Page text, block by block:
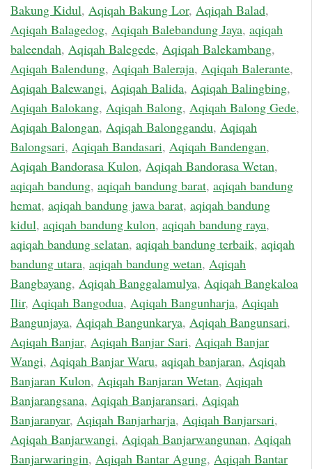
Bakung Kidul, Aqiqah Bakung Lor, Aqiqah Balad,
Aqiqah Balagedog, Aqiqah Balebandung Jaya, aqiqah
baleendah, Aqiqah Balegede, Aqiqah Balekambang,
Aqiqah Balendung, Aqiqah Baleraja, Aqiqah Balerante,
Aqiqah Balewangi, Aqiqah Balida, Aqiqah Balingbing,
Aqiqah Balokang, Aqiqah Balong, Aqiqah Balong Gede,
Aqiqah Balongan, Aqiqah Balonggandu, Aqiqah
Balongsari, Aqiqah Bandasari, Aqiqah Bandengan,
Aqiqah Bandorasa Kulon, Aqiqah Bandorasa Wetan,
aqiqah bandung, aqiqah bandung barat, aqiqah bandung
hemat, aqiqah bandung jawa barat, aqiqah bandung
kidul, aqiqah bandung kulon, aqiqah bandung raya,
aqiqah bandung selatan, aqiqah bandung terbaik, aqiqah
bandung utara, aqiqah bandung wetan, Aqiqah
Bangbayang, Aqiqah Banggalamulya, Aqiqah Bangkaloa
Ilir, Aqiqah Bangodua, Aqiqah Bangunharja, Aqiqah
Bangunjaya, Aqiqah Bangunkarya, Aqiqah Bangunsari,
Aqiqah Banjar, Aqiqah Banjar Sari, Aqiqah Banjar
Wangi, Aqiqah Banjar Waru, aqiqah banjaran, Aqiqah
Banjaran Kulon, Aqiqah Banjaran Wetan, Aqiqah
Banjarangsana, Aqiqah Banjaransari, Aqiqah
Banjaranyar, Aqiqah Banjarharja, Aqiqah Banjarsari,
Aqiqah Banjarwangi, Aqiqah Banjarwangunan, Aqiqah
Banjarwaringin, Aqiqah Bantar Agung, Aqiqah Bantar